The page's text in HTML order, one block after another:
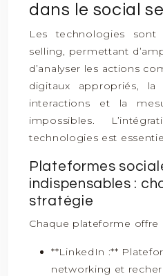
dans le social
Les technologies
selling, permettant
d’analyser les actions
digitaux appropriés,
interactions et la
impossibles.
technologies est
Plateformes
indispensables :
stratégie
Chaque plateforme offre
**LinkedIn :**
networking et